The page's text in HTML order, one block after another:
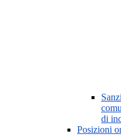
di
Posizioni